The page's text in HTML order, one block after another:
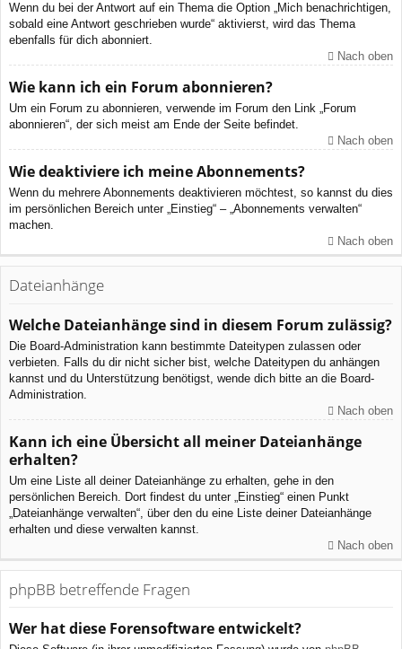
Wenn du bei der Antwort auf ein Thema die Option „Mich benachrichtigen,
sobald eine Antwort geschrieben wurde“ aktivierst, wird das Thema
ebenfalls für dich abonniert.
Nach oben
Wie kann ich ein Forum abonnieren?
Um ein Forum zu abonnieren, verwende im Forum den Link „Forum
abonnieren“, der sich meist am Ende der Seite befindet.
Nach oben
Wie deaktiviere ich meine Abonnements?
Wenn du mehrere Abonnements deaktivieren möchtest, so kannst du dies
im persönlichen Bereich unter „Einstieg“ – „Abonnements verwalten“
machen.
Nach oben
Dateianhänge
Welche Dateianhänge sind in diesem Forum zulässig?
Die Board-Administration kann bestimmte Dateitypen zulassen oder
verbieten. Falls du dir nicht sicher bist, welche Dateitypen du anhängen
kannst und du Unterstützung benötigst, wende dich bitte an die Board-
Administration.
Nach oben
Kann ich eine Übersicht all meiner Dateianhänge
erhalten?
Um eine Liste all deiner Dateianhänge zu erhalten, gehe in den
persönlichen Bereich. Dort findest du unter „Einstieg“ einen Punkt
„Dateianhänge verwalten“, über den du eine Liste deiner Dateianhänge
erhalten und diese verwalten kannst.
Nach oben
phpBB betreffende Fragen
Wer hat diese Forensoftware entwickelt?